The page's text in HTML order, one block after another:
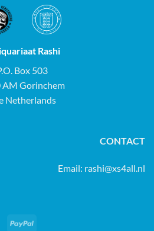
Rashi
Box 503
AM Gorinchem
Netherlands
CONTACT
Email: rashi@xs4all.nl
PayPal